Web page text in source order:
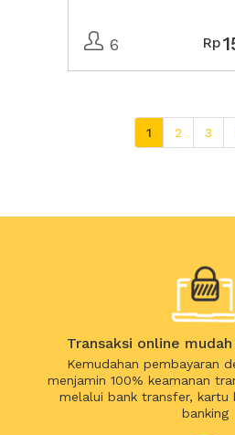
6 Rp
1 2 3
Transaksi online
Kemudahan pembayaran
menjamin 100% keamanan
melalui bank transfer, kartu
banking